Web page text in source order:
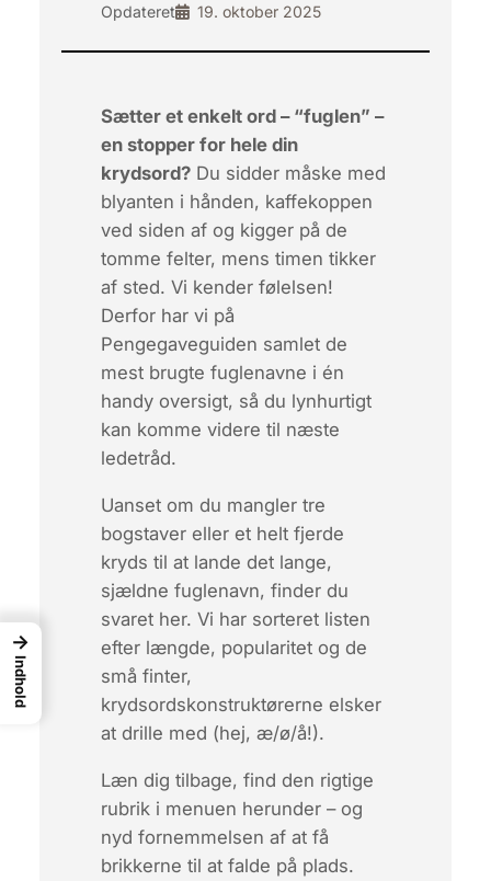
Opdateret 19. oktober 2025
Sætter et enkelt ord – “fuglen” –
en stopper for hele din
krydsord?Du sidder måske med
blyanten i hånden, kaffekoppen
ved siden af og kigger på de
tomme felter, mens timen tikker
af sted. Vi kender følelsen!
Derfor har vi på
Pengegaveguiden samlet de
mest brugte fuglenavne i én
handy oversigt, så du lynhurtigt
kan komme videre til næste
ledetråd.
Uanset om du mangler tre
bogstaver eller et helt fjerde
kryds til at lande det lange,
sjældne fuglenavn, finder du
svaret her. Vi har sorteret listen
efter længde, popularitet og de
små finter,
krydsordskonstruktørerne elsker
at drille med (hej, æ/ø/å!).
Læn dig tilbage, find den rigtige
rubrik i menuen herunder – og
nyd fornemmelsen af at få
brikkerne til at falde på plads.
→
Indhold